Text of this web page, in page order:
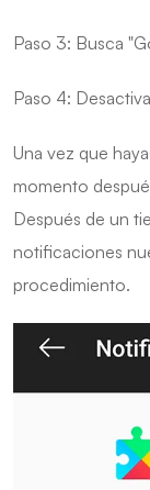
Paso 3: Busca
Paso 4:
Una vez que
momento
Después de un
notificaciones
procedimiento.